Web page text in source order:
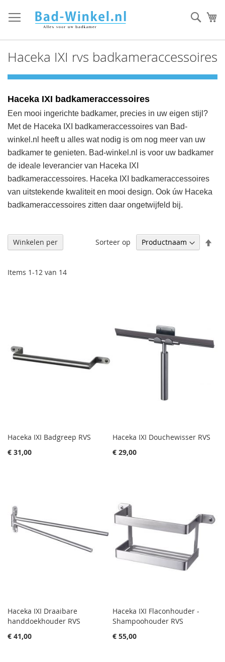
direct
door
inhoud
Haceka IXI rvs badkameraccessoires
Haceka IXI badkameraccessoires
Een mooi ingerichte badkamer, precies in uw eigen stijl?
Met de Haceka IXI badkameraccessoires van Bad-
winkel.nl heeft u alles wat nodig is om nog meer van uw
badkamer te genieten. Bad-winkel.nl is voor uw badkamer
de ideale leverancier van Haceka IXI
badkameraccessoires. Haceka IXI badkameraccessoires
van uitstekende kwaliteit en mooi design. Ook úw Haceka
badkameraccessoires zitten daar ongetwijfeld bij.
Items 1-12 van 14
Sorteer op
Haceka IXI Badgreep RVS
€ 31,00
Haceka IXI Douchewisser RVS
€ 29,00
Haceka IXI Draaibare
handdoekhouder RVS
€ 41,00
Haceka IXI Flaconhouder -
Shampoohouder RVS
€ 55,00
Winkelen per